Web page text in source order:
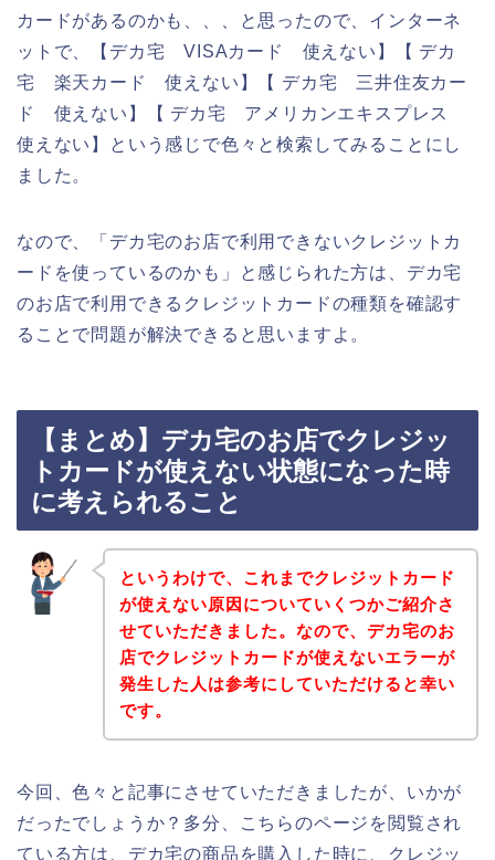
カードがあるのかも、、、と思ったので、インターネ
ットで、【デカ宅 VISAカード 使えない】【 デカ
宅 楽天カード 使えない】【 デカ宅 三井住友カー
ド 使えない】【 デカ宅 アメリカンエキスプレス
使えない】という感じで色々と検索してみることにし
ました。
なので、「デカ宅のお店で利用できないクレジットカ
ードを使っているのかも」と感じられた方は、デカ宅
のお店で利用できるクレジットカードの種類を確認す
ることで問題が解決できると思いますよ。
【まとめ】デカ宅のお店でクレジッ
トカードが使えない状態になった時
に考えられること
というわけで、これまでクレジットカード
が使えない原因についていくつかご紹介さ
せていただきました。なので、デカ宅のお
店でクレジットカードが使えないエラーが
発生した人は参考にしていただけると幸い
です。
今回、色々と記事にさせていただきましたが、いかが
だったでしょうか？多分、こちらのページを閲覧され
ている方は、デカ宅の商品を購入した時に、クレジッ